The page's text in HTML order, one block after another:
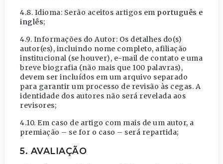
4.8. Idioma: Serão aceitos artigos em português e
inglês;
4.9. Informações do Autor: Os detalhes do(s)
autor(es), incluindo nome completo, afiliação
institucional (se houver), e-mail de contato e uma
breve biografia (não mais que 100 palavras),
devem ser incluídos em um arquivo separado
para garantir um processo de revisão às cegas. A
identidade dos autores não será revelada aos
revisores;
4.10. Em caso de artigo com mais de um autor, a
premiação – se for o caso – será repartida;
5. AVALIAÇÃO